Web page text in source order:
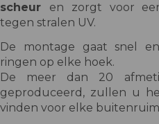
scheur en zorgt voor
tegen stralen UV.
De montage gaat snel
ringen op elke hoek.
De meer dan 20
geproduceerd, zullen u
vinden voor elke